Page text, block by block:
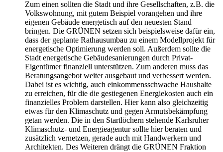
Zum einen sollten die Stadt und ihre Gesellschaften, z.B. die
Volkswohnung, mit gutem Beispiel vorangehen und ihre
eigenen Gebäude energetisch auf den neuesten Stand
bringen. Die GRÜNEN setzen sich beispielsweise dafür ein,
dass der geplante Rathausumbau zu einem Modellprojekt für
energetische Optimierung werden soll. Außerdem sollte die
Stadt energetische Gebäudesanierungen durch Privat-
Eigentümer finanziell unterstützen. Zum anderen muss das
Beratungsangebot weiter ausgebaut und verbessert werden.
Dabei ist es wichtig, auch einkommensschwache Haushalte
zu erreichen, für die die gestiegenen Energiekosten auch ein
finanzielles Problem darstellen. Hier kann also gleichzeitig
etwas für den Klimaschutz und gegen Armutsbekämpfung
getan werden. Die in den Startlöchern stehende Karlsruher
Klimaschutz- und Energieagentur sollte hier beraten und
zusätzlich vernetzen, gerade auch mit Handwerkern und
Architekten. Des Weiteren drängt die GRÜNEN Fraktion